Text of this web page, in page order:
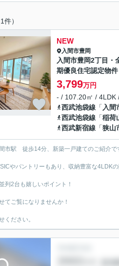
）
NEW
入間市豊岡
入間市豊岡2丁目
期優良住宅認定物件
3,799万円
- / 107.20㎡ / 4LDK
西武池袋線 「 入間
西武池袋線 「稲荷
西武新宿線 「狭山
市駅 徒歩14分、新築一戸建てのご紹介で
やパントリーもあり、収納豊富な4LDKの
列2台も嬉しいポイント！
てご覧になりませんか！
ください。